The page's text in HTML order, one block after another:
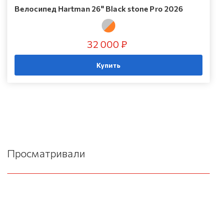
Велосипед Hartman 26" Black stone Pro 2026
32 000 ₽
Купить
Просматривали